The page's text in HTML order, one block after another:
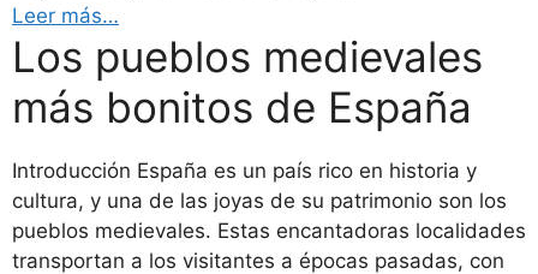
Leer más…
Los pueblos medievales
más bonitos de España
Introducción España es un país rico en historia y
cultura, y una de las joyas de su patrimonio son los
pueblos medievales. Estas encantadoras localidades
transportan a los visitantes a épocas pasadas, con